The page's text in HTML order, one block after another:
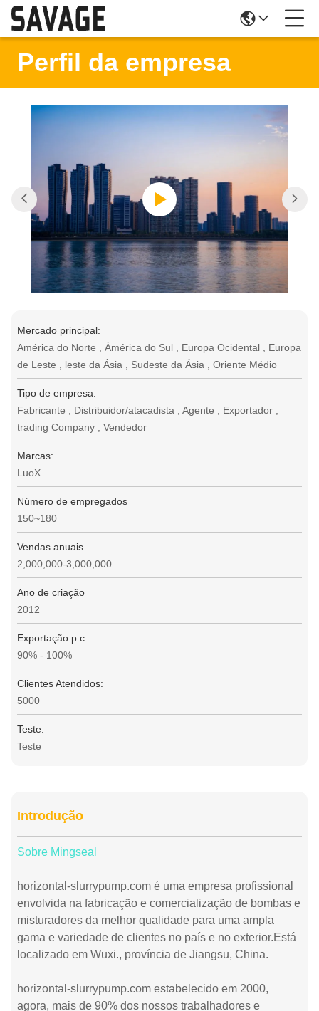
Perfil da empresa
Mercado principal:
América do Norte , Ámérica do Sul , Europa Ocidental , Europa
de Leste , leste da Ásia , Sudeste da Ásia , Oriente Médio
Tipo de empresa:
Fabricante , Distribuidor/atacadista , Agente , Exportador ,
trading Company , Vendedor
Marcas:
LuoX
Número de empregados
150~180
Vendas anuais
2,000,000-3,000,000
Ano de criação
2012
Exportação p.c.
90% - 100%
Clientes Atendidos:
5000
Teste:
Teste
Introdução
Sobre Mingseal
horizontal-slurrypump.com é uma empresa profissional
envolvida na fabricação e comercialização de bombas e
misturadores da melhor qualidade para uma ampla
gama e variedade de clientes no país e no exterior.Está
localizado em Wuxi., província de Jiangsu, China.
horizontal-slurrypump.com estabelecido em 2000,
agora, mais de 90% dos nossos trabalhadores e